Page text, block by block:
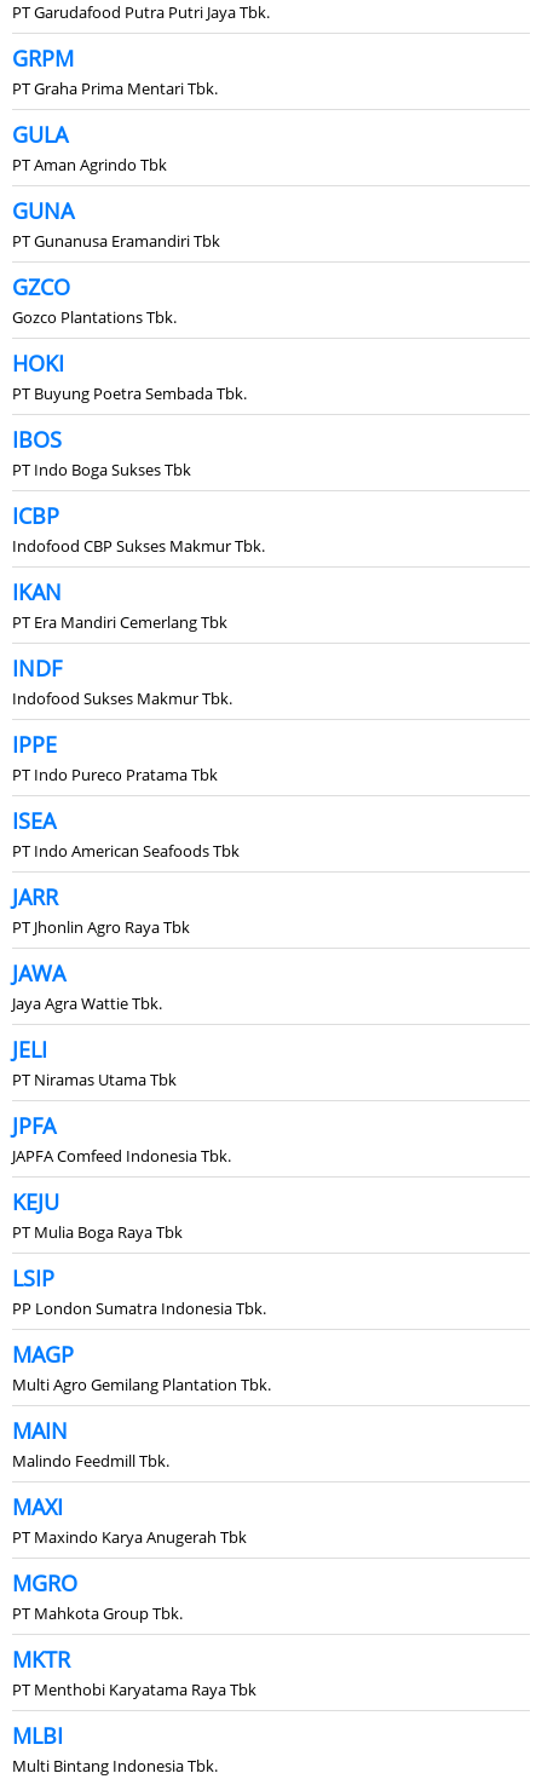
PT Garudafood Putra Putri Jaya Tbk.
GRPM
PT Graha Prima Mentari Tbk.
GULA
PT Aman Agrindo Tbk
GUNA
PT Gunanusa Eramandiri Tbk
GZCO
Gozco Plantations Tbk.
HOKI
PT Buyung Poetra Sembada Tbk.
IBOS
PT Indo Boga Sukses Tbk
ICBP
Indofood CBP Sukses Makmur Tbk.
IKAN
PT Era Mandiri Cemerlang Tbk
INDF
Indofood Sukses Makmur Tbk.
IPPE
PT Indo Pureco Pratama Tbk
ISEA
PT Indo American Seafoods Tbk
JARR
PT Jhonlin Agro Raya Tbk
JAWA
Jaya Agra Wattie Tbk.
JELI
PT Niramas Utama Tbk
JPFA
JAPFA Comfeed Indonesia Tbk.
KEJU
PT Mulia Boga Raya Tbk
LSIP
PP London Sumatra Indonesia Tbk.
MAGP
Multi Agro Gemilang Plantation Tbk.
MAIN
Malindo Feedmill Tbk.
MAXI
PT Maxindo Karya Anugerah Tbk
MGRO
PT Mahkota Group Tbk.
MKTR
PT Menthobi Karyatama Raya Tbk
MLBI
Multi Bintang Indonesia Tbk.